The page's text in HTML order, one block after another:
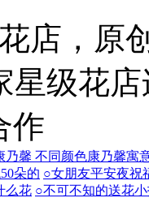
店，原
星级花
作
乃馨 不同颜色康乃馨寓
朵的 ○女朋友平安夜祝
么花 ○不可不知的送花